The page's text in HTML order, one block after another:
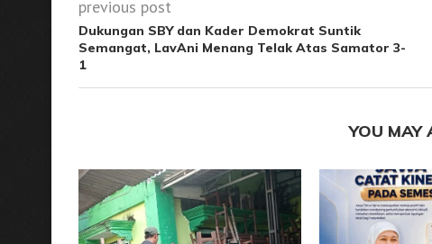
previous post
Dukungan SBY dan Kader Demokrat Suntik
Semangat, LavAni Menang Telak Atas Samator 3-
1
YOU MAY